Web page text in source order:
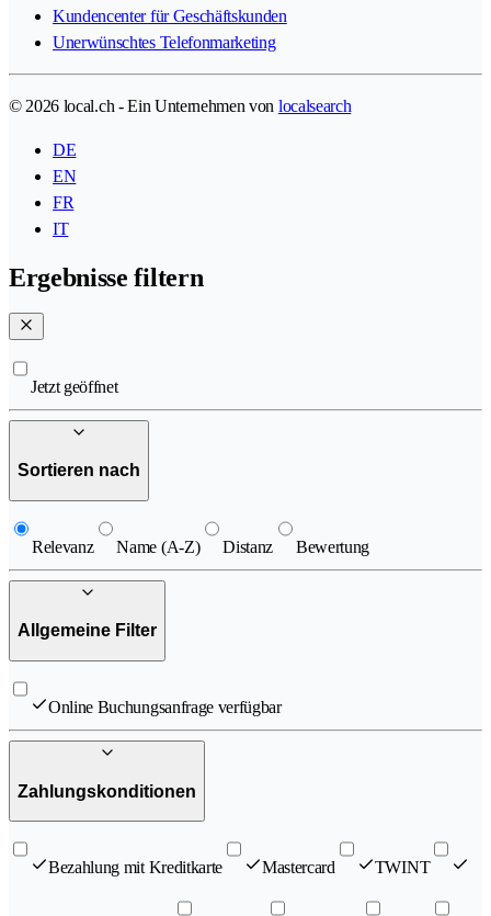
Kundencenter für Geschäftskunden
Unerwünschtes Telefonmarketing
© 2026 local.ch - Ein Unternehmen von localsearch
DE
EN
FR
IT
Ergebnisse filtern
Jetzt geöffnet
Sortieren nach
Relevanz Name (A-Z) Distanz Bewertung
Allgemeine Filter
Online Buchungsanfrage verfügbar
Zahlungskonditionen
Bezahlung mit Kreditkarte Mastercard TWINT